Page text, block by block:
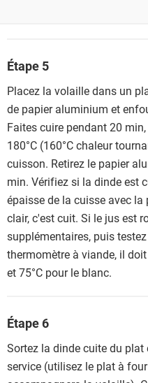
Étape 5
Placez la volaille dans un
de papier aluminium et
Faites cuire pendant 20
180°C (160°C chaleur
cuisson. Retirez le papier
min. Vérifiez si la dinde est
épaisse de la cuisse avec
clair, c'est cuit. Si le jus est
supplémentaires, puis
thermomètre à viande, il
et 75°C pour le blanc.
Étape 6
Sortez la dinde cuite du
service (utilisez le plat à